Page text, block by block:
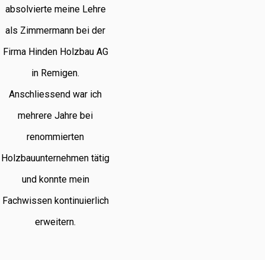
absolvierte meine Lehre
als Zimmermann bei der
Firma Hinden Holzbau AG
in Remigen.
Anschliessend war ich
mehrere Jahre bei
renommierten
Holzbauunternehmen tätig
und konnte mein
Fachwissen kontinuierlich
erweitern.